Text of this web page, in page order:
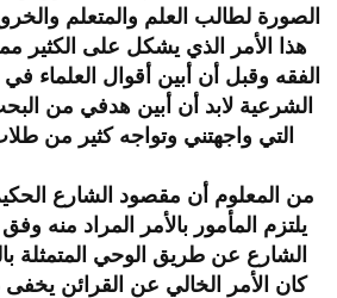
الصورة لطالب العلم والمتعلم
هذا الأمر الذي يشكل على الكثير
الفقه وقبل أن أبين أقوال العلماء
الشرعية لابد أن أبين هدفي من
التي واجهتني وتواجه كثير من
من المعلوم أن مقصود الشارع
يلتزم المأمور بالأمر المراد منه
الشارع عن طريق الوحي المتمثلة
كان الأمر الخالي عن القرائن يخفى